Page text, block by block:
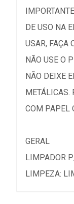
DE USO NA
USAR, FAÇA
NÃO USE O
NÃO DEIXE
METÁLICAS.
COM PAPEL
GERAL
LIMPADOR
LIMPEZA: